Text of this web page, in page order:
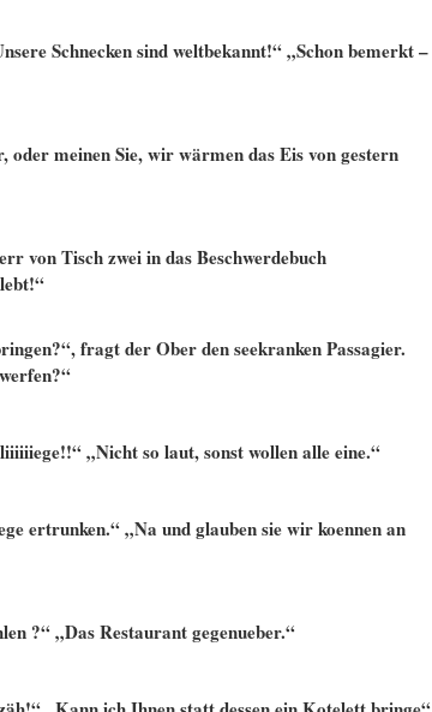
Schnecken sind weltbekannt!“ „Schon bemerkt –
meinen Sie, wir wärmen das Eis von gestern
von Tisch zwei in das Beschwerdebuch
fragt der Ober den seekranken Passagier.
„Nicht so laut, sonst wollen alle eine.“
ertrunken.“ „Na und glauben sie wir koennen an
?“ „Das Restaurant gegenueber.“